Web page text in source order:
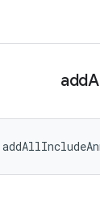
add